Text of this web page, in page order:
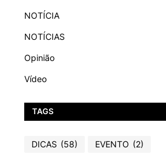
NOTÍCIA
NOTÍCIAS
Opinião
Vídeo
TAGS
DICAS (58) EVENTO (2)